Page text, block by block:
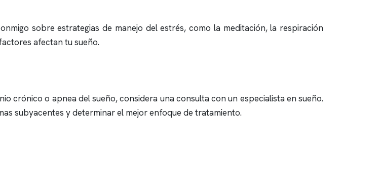
sobre estrategias de manejo del estrés, como la meditación, la respiración
afectan tu sueño.
crónico o apnea del sueño, considera una consulta con un especialista en sueño.
subyacentes y determinar el mejor enfoque de tratamiento.